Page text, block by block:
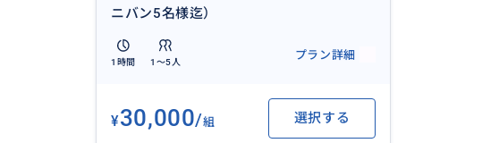
ニバン5名様迄）
1時間 1〜5人
プラン詳細
¥30,000/組 選択する